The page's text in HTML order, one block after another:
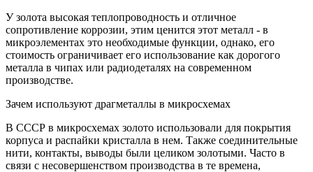
У золота высокая теплопроводность и отличное
сопротивление коррозии, этим ценится этот металл - в
микроэлементах это необходимые функции, однако, его
стоимость ограничивает его использование как дорогого
металла в чипах или радиодеталях на современном
производстве.
Зачем используют драгметаллы в микросхемах
В СССР в микросхемах золото использовали для покрытия
корпуса и распайки кристалла в нем. Также соединительные
нити, контакты, выводы были целиком золотыми. Часто в
связи с несовершенством производства в те времена,